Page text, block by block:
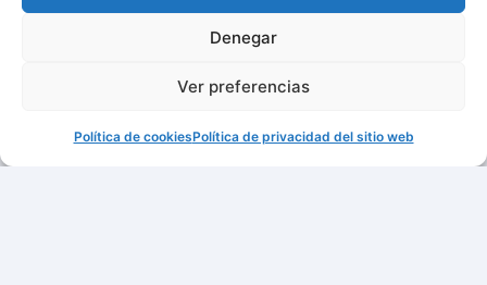
Denegar
Ver preferencias
Política de cookiesPolítica de privacidad del sitio web